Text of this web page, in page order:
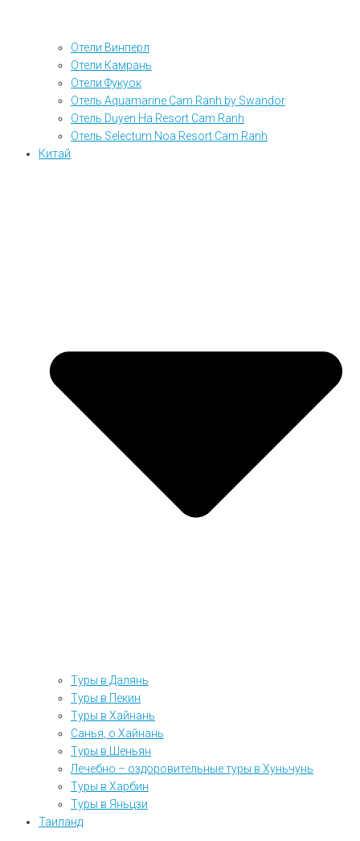
Отели Винперл
Отели Камрань
Отели Фукуок
Отель Aquamarine Cam Ranh by Swandor
Отель Duyen Ha Resort Cam Ranh
Отель Selectum Noa Resort Cam Ranh
Китай
Туры в Далянь
Туры в Пекин
Туры в Хайнань
Санья, о.Хайнань
Туры в Шеньян
Лечебно – оздоровительные туры в Хуньчунь
Туры в Харбин
Туры в Яньцзи
Таиланд